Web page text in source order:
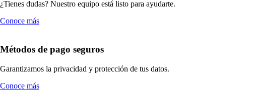
¿Tienes dudas? Nuestro equipo está listo para ayudarte.
Conoce más
Métodos de pago seguros
Garantizamos la privacidad y protección de tus datos.
Conoce más